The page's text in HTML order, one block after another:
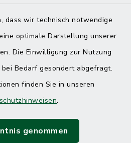
dass wir technisch notwendige
optimale Darstellung unserer
Die Einwilligung zur Nutzung
Bedarf gesondert abgefragt.
finden Sie in unseren
.
genommen
Einstellungen